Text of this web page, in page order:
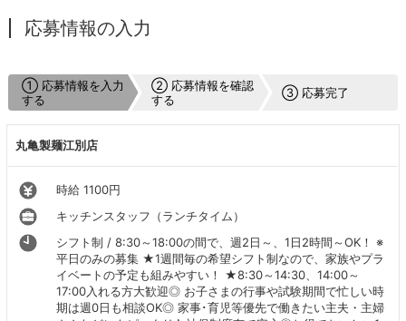
応募情報の入力
① 応募情報を入力
する
② 応募情報を確認
する
③ 応募完了
丸亀製麺江別店
時給 1100円
キッチンスタッフ（ランチタイム）
シフト制 / 8:30～18:00の間で、週2日～、1日2時間～OK！ ※
平日のみの募集 ★1週間毎の希望シフト制なので、家族やプラ
イベートの予定も組みやすい！ ★8:30～14:30、14:00～
17:00入れる方大歓迎◎ お子さまの行事や試験期間で忙しい時
期は週0日も相談OK◎ 家事･育児等優先で働きたい主夫・主婦